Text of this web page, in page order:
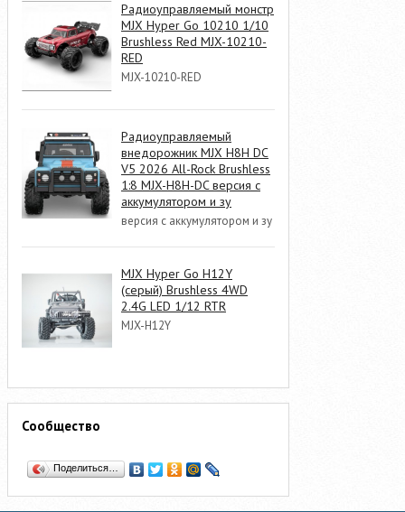
Радиоуправляемый монстр
MJX Hyper Go 10210 1/10
Brushless Red MJX-10210-
RED
MJX-10210-RED
Радиоуправляемый
внедорожник MJX H8H DC
V5 2026 All-Rock Brushless
1:8 MJX-H8H-DC версия с
аккумулятором и зу
версия с аккумулятором и зу
MJX Hyper Go H12Y
(серый) Brushless 4WD
2.4G LED 1/12 RTR
MJX-H12Y
Сообщество
Поделиться…